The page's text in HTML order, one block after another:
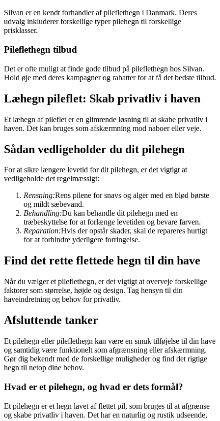
Silvan er en kendt forhandler af pileflethegn i Danmark. Deres
udvalg inkluderer forskellige typer pilehegn til forskellige
prisklasser.
Pileflethegn tilbud
Det er ofte muligt at finde gode tilbud på pileflethegn hos Silvan.
Hold øje med deres kampagner og rabatter for at få det bedste tilbud.
Læhegn pileflet: Skab privatliv i haven
Et læhegn af pileflet er en glimrende løsning til at skabe privatliv i
haven. Det kan bruges som afskærmning mod naboer eller veje.
Sådan vedligeholder du dit pilehegn
For at sikre længere levetid for dit pilehegn, er det vigtigt at
vedligeholde det regelmæssigt:
Rensning:Rens pilene for snavs og alger med en blød børste
og mildt sæbevand.
Behandling:Du kan behandle dit pilehegn med en
træbeskyttelse for at forlænge levetiden og bevare farven.
Reparation:Hvis der opstår skader, skal de repareres hurtigt
for at forhindre yderligere forringelse.
Find det rette flettede hegn til din have
Når du vælger et pileflethegn, er det vigtigt at overveje forskellige
faktorer som størrelse, højde og design. Tag hensyn til din
haveindretning og behov for privatliv.
Afsluttende tanker
Et pilehegn eller pileflethegn kan være en smuk tilføjelse til din have
og samtidig være funktionelt som afgrænsning eller afskærmning.
Gør dig bekendt med de forskellige muligheder og find det rigtige
hegn til netop dine behov.
Hvad er et pilehegn, og hvad er dets formål?
Et pilehegn er et hegn lavet af flettet pil, som bruges til at afgrænse
og skabe privatliv i haven. Det har en naturlig og rustik udseende,